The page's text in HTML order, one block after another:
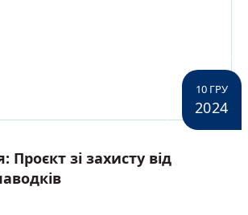
10 ГРУ
2024
Проєкт зі захисту від